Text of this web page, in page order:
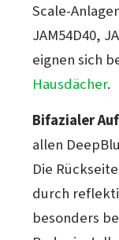
Scale-
JAM54D40,
eignen sich
Hausdächer.
Bifazialer
allen
Die
durch
besonders